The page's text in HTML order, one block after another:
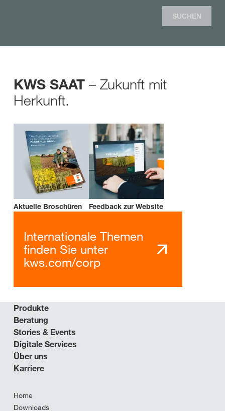
SUCHEN
KWS SAAT – Zukunft mit
Herkunft.
Aktuelle Broschüren Feedback zur Website
Internationale Themen
finden Sie unter
kws.com/corp
Produkte
Beratung
Stories & Events
Digitale Services
Über uns
Karriere
Home
Downloads